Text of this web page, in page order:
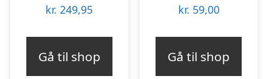
kr. 249,95
Gå til shop
kr. 59,00
Gå til shop